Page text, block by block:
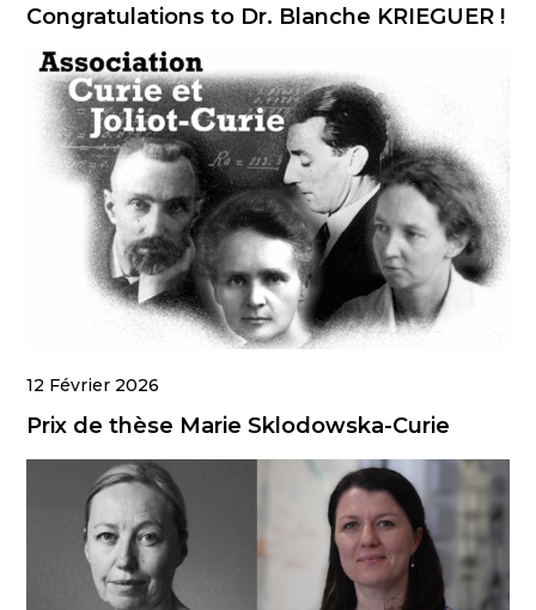
Congratulations to Dr. Blanche KRIEGUER !
12 Février 2026
Prix de thèse Marie Sklodowska-Curie